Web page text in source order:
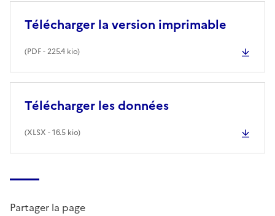
Télécharger la version imprimable
(PDF- 225.4 kio)
Télécharger les données
(XLSX - 16.5 kio)
Partager la page